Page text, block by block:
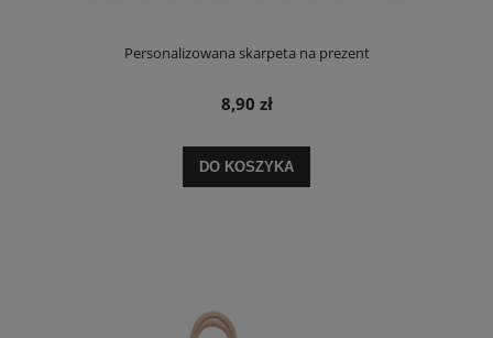
Personalizowana skarpeta na prezent
8,90 zł
DO KOSZYKA